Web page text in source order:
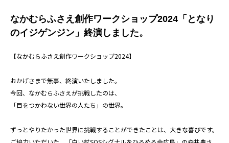
なかむらふさえ創作ワークショップ2024「となり
のイジゲンジン」終演しました。
【なかむらふさえ創作ワークショップ2024】
おかげさまで無事、終演いたしました。
今回、なかむらふさえが挑戦したのは、
「目をつかわない世界の人たち」の世界。
ずっとやりたかった世界に挑戦することができたことは、大きな喜びです。